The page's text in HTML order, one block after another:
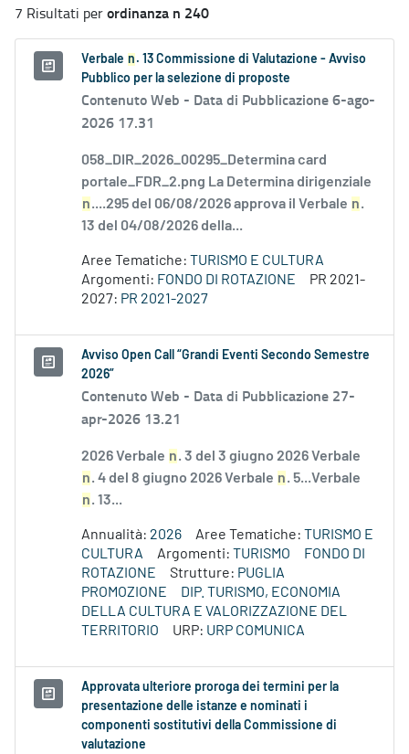
7 Risultati perordinanza n 240
Verbale n . 13 Commissione di Valutazione - Avviso
Pubblico per la selezione di proposte
Contenuto Web - Data di Pubblicazione 6-ago-
2026 17.31
058_DIR_2026_00295_Determina card
portale_FDR_2.png La Determina dirigenziale
n....295 del 06/08/2026 approva il Verbale n.
13 del 04/08/2026 della...
Aree Tematiche: TURISMO E CULTURA
Argomenti: FONDO DI ROTAZIONE
PR 2021-
2027: PR 2021-2027
Avviso Open Call “Grandi Eventi Secondo Semestre
2026”
Contenuto Web - Data di Pubblicazione 27-
apr-2026 13.21
2026 Verbale n. 3 del 3 giugno 2026 Verbale
n. 4 del 8 giugno 2026 Verbale n. 5...Verbale
n. 13...
Annualità: 2026 Aree Tematiche: TURISMO E
CULTURA
Argomenti: TURISMO
FONDO DI
ROTAZIONE
Strutture: PUGLIA
PROMOZIONE
DIP. TURISMO, ECONOMIA
DELLA CULTURA E VALORIZZAZIONE DEL
TERRITORIO
URP: URP COMUNICA
Approvata ulteriore proroga dei termini per la
presentazione delle istanze e nominati i
componenti sostitutivi della Commissione di
valutazione